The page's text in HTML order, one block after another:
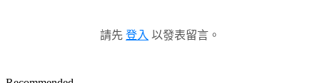
請先 登入 以發表留言。